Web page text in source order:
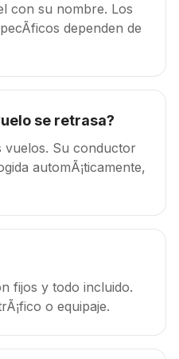
con su nombre. Los
dependen de
se retrasa?
vuelos. Su conductor
automÃ¡ticamente,
fijos y todo incluido.
o equipaje.